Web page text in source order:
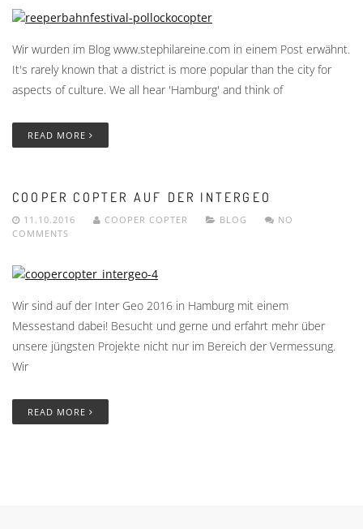
Wir wurden im Blog www.stephilareine.com in einem Post erwähnt.
It's rarely known that a district is more popular than the city for
aspects of culture. We all hear 'Hamburg' and think of
READ MORE
COOPER COPTER AUF DER INTERGEO
11.10.2016 COOPER COPTER BLOG
NO
COMMENTS
Wir sind auf der Inter Geo 2016 in Hamburg mit einem
Messestand dabei! Besucht und gerne und erfahrt mehr über
unsere jüngsten Projekte nicht nur im Bereich der Vermessung.
Wir
READ MORE